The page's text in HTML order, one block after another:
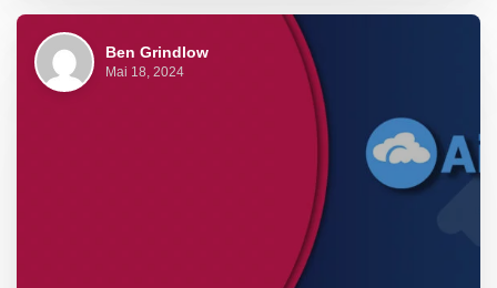
Ben Grindlow
Mai 18, 2024